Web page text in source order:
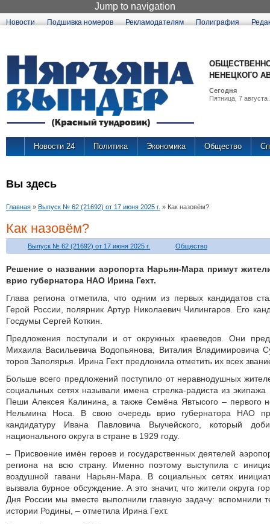
Jump to navigation
Новости Подшивка номеров Рекламодателям Полиграфия
НЕНЕЦКОГО
Сегодня
Пятница, 7 августа
Новости 24 Политика Экономика Общество
Вы здесь
Главная » Выпуск № 62 (21692) от 17 июня 2025 г. » Как назовём?
Как назовём?
Выпуск № 62 (21692) от 17 июня 2025 г. Общество
Решение о названии аэропорта Нарьян-Мара примут
врио губернатора НАО Ирина Гехт.
Глава региона отметила, что одним из первых кандидатов
Герой России, полярник Артур Николае­вич Чилингаров. Его
Госдумы Сергей Коткин.
Предложения поступали и от окружных краеведов. Они
Михаила Васильевича Водопьянова, Виталия Владимировича
торов Заполярья. Ирина Гехт предложила отметить их всех
Больше всего предложений поступило от неравнодушных
социальных сетях называли имена стрелка-радиста из
Пеши Алексея Калинина, а также Семёна Явтысого – первого
Нельмина Носа. В свою очередь врио губернатора НАО
кандидатуру Ивана Павловича Выучейского, который
национального округа в стране в 1929 году.
– Присвоение имён героев и государственных деятелей
региона на всю страну. Именно поэтому выступила с
воздушной гавани Нарьян-Мара. В социальных сетях
вызвала бурное обсуждение. А это значит, что жители округа
Дня России мы вместе выполнили главную задачу: вспомнили
истории Родины, – отметила Ирина Гехт.